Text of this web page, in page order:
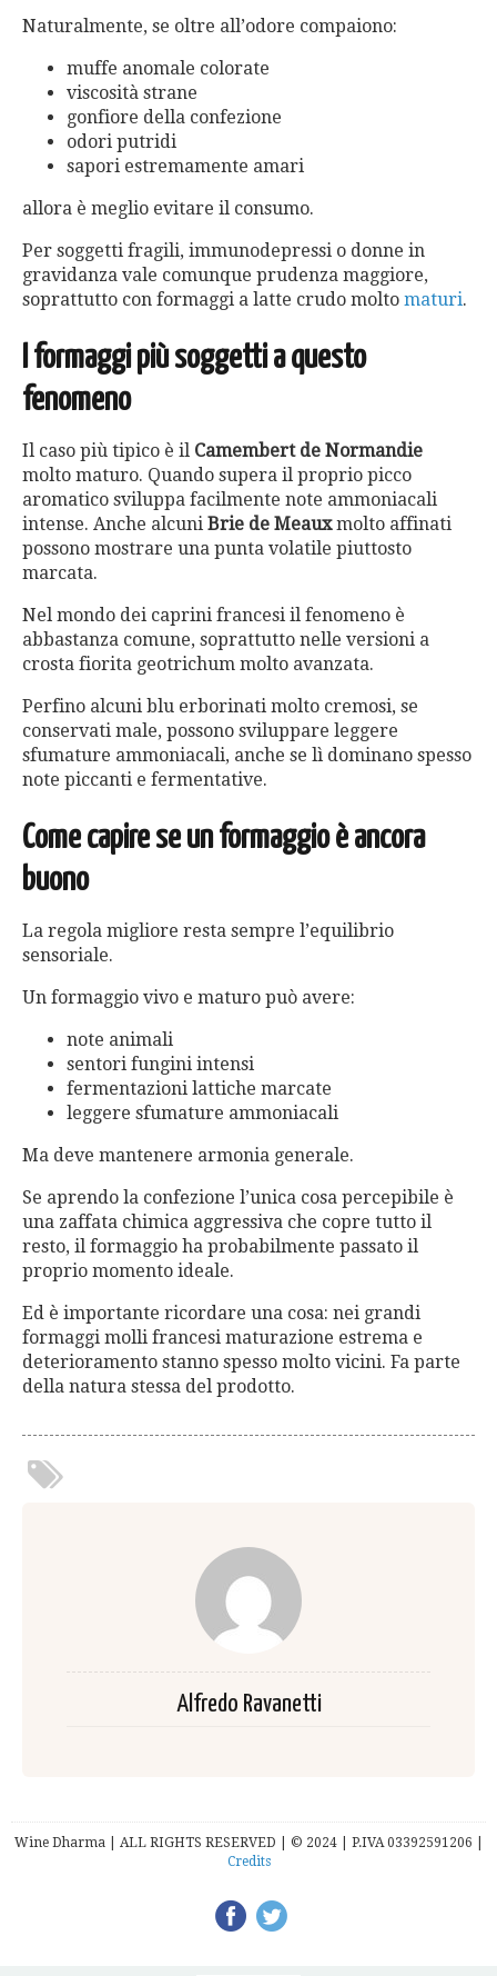
Naturalmente, se oltre all’odore compaiono:
muffe anomale colorate
viscosità strane
gonfiore della confezione
odori putridi
sapori estremamente amari
allora è meglio evitare il consumo.
Per soggetti fragili, immunodepressi o donne in
gravidanza vale comunque prudenza maggiore,
soprattutto con formaggi a latte crudo molto maturi.
I formaggi più soggetti a questo
fenomeno
Il caso più tipico è il Camembert de Normandie
molto maturo. Quando supera il proprio picco
aromatico sviluppa facilmente note ammoniacali
intense. Anche alcuni Brie de Meauxmolto affinati
possono mostrare una punta volatile piuttosto
marcata.
Nel mondo dei caprini francesi il fenomeno è
abbastanza comune, soprattutto nelle versioni a
crosta fiorita geotrichum molto avanzata.
Perfino alcuni blu erborinati molto cremosi, se
conservati male, possono sviluppare leggere
sfumature ammoniacali, anche se lì dominano spesso
note piccanti e fermentative.
Come capire se un formaggio è ancora
buono
La regola migliore resta sempre l’equilibrio
sensoriale.
Un formaggio vivo e maturo può avere:
note animali
sentori fungini intensi
fermentazioni lattiche marcate
leggere sfumature ammoniacali
Ma deve mantenere armonia generale.
Se aprendo la confezione l’unica cosa percepibile è
una zaffata chimica aggressiva che copre tutto il
resto, il formaggio ha probabilmente passato il
proprio momento ideale.
Ed è importante ricordare una cosa: nei grandi
formaggi molli francesi maturazione estrema e
deterioramento stanno spesso molto vicini. Fa parte
della natura stessa del prodotto.
Alfredo Ravanetti
Wine Dharma | ALL RIGHTS RESERVED | © 2024 | P.IVA 03392591206 |
Credits